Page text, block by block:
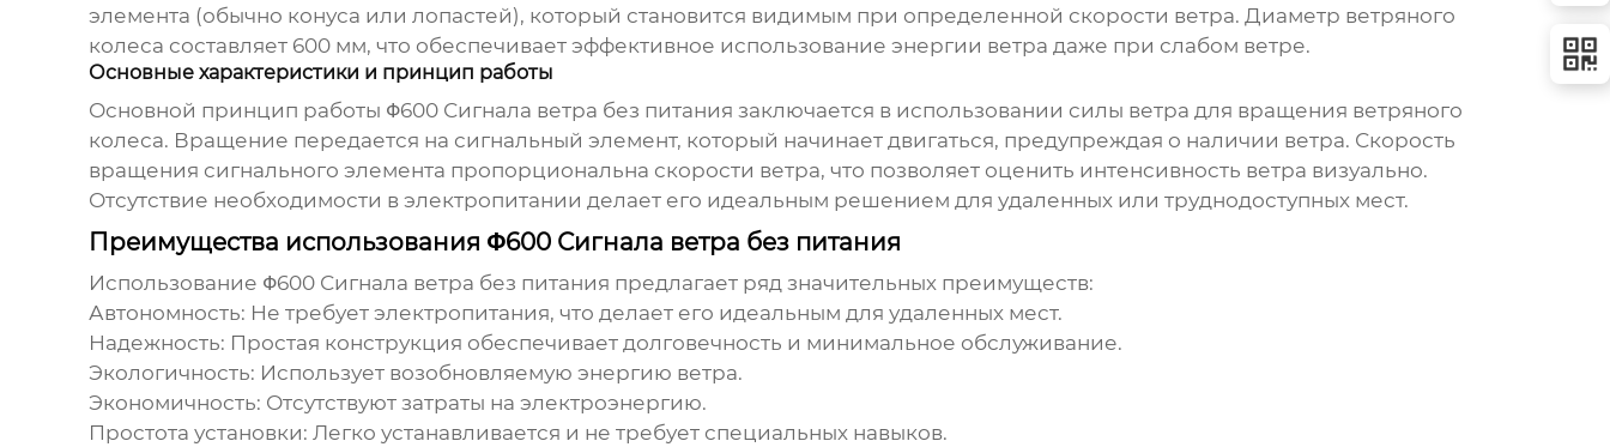
элемента (обычно конуса или лопастей), который становится видимым при определенной скорости ветра. Диаметр ветряного
колеса составляет 600 мм, что обеспечивает эффективное использование энергии ветра даже при слабом ветре.
Основные характеристики и принцип работы
Основной принцип работы Φ600 Сигнала ветра без питания заключается в использовании силы ветра для вращения ветряного
колеса. Вращение передается на сигнальный элемент, который начинает двигаться, предупреждая о наличии ветра. Скорость
вращения сигнального элемента пропорциональна скорости ветра, что позволяет оценить интенсивность ветра визуально.
Отсутствие необходимости в электропитании делает его идеальным решением для удаленных или труднодоступных мест.
Преимущества использования Φ600 Сигнала ветра без питания
Использование Φ600 Сигнала ветра без питания предлагает ряд значительных преимуществ:
Автономность: Не требует электропитания, что делает его идеальным для удаленных мест.
Надежность: Простая конструкция обеспечивает долговечность и минимальное обслуживание.
Экологичность: Использует возобновляемую энергию ветра.
Экономичность: Отсутствуют затраты на электроэнергию.
Простота установки: Легко устанавливается и не требует специальных навыков.